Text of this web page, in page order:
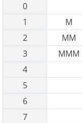
0
1
M
2
MM
3
MMM
4
5
6
7